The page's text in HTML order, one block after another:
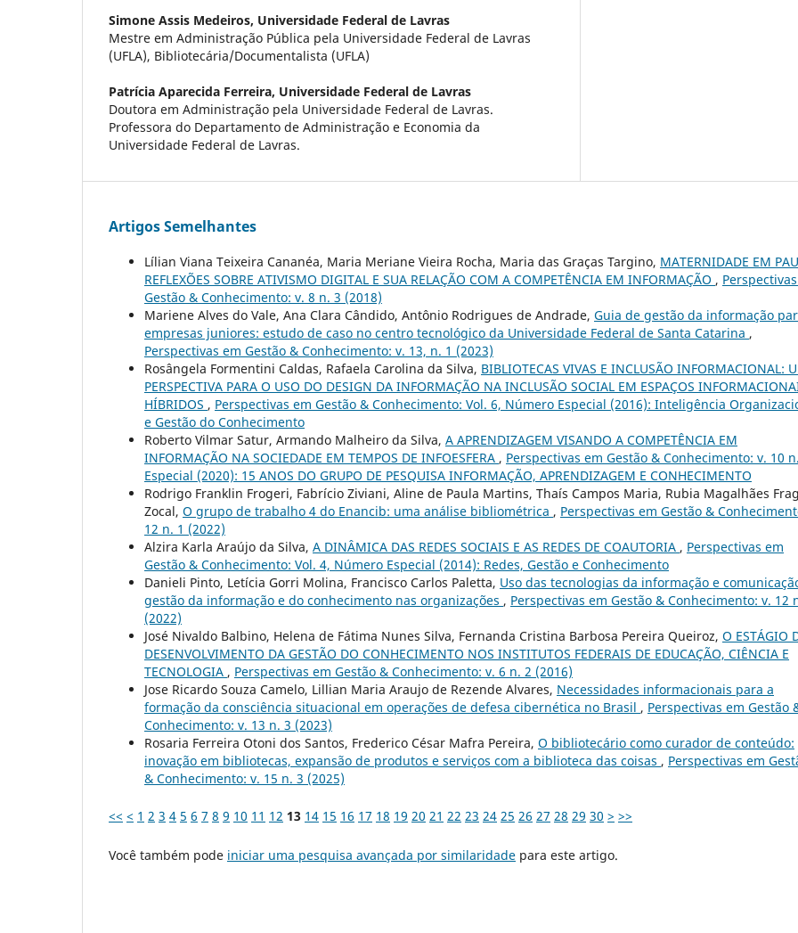
Simone Assis Medeiros, Universidade Federal de Lavras
Mestre em Administração Pública pela Universidade Federal de Lavras
(UFLA), Bibliotecária/Documentalista (UFLA)
Patrícia Aparecida Ferreira, Universidade Federal de Lavras
Doutora em Administração pela Universidade Federal de Lavras.
Professora do Departamento de Administração e Economia da
Universidade Federal de Lavras.
Artigos Semelhantes
Lílian Viana Teixeira Cananéa, Maria Meriane Vieira Rocha, Maria das Graças Targino, MATERNIDADE EM
REFLEXÕES SOBRE ATIVISMO DIGITAL E SUA RELAÇÃO COM A COMPETÊNCIA EM INFORMAÇÃO ,
Gestão & Conhecimento: v. 8 n. 3 (2018)
Mariene Alves do Vale, Ana Clara Cândido, Antônio Rodrigues de Andrade, Guia de gestão da informação
empresas juniores: estudo de caso no centro tecnológico da Universidade Federal de Santa Catarina ,
Perspectivas em Gestão & Conhecimento: v. 13, n. 1 (2023)
Rosângela Formentini Caldas, Rafaela Carolina da Silva, BIBLIOTECAS VIVAS E INCLUSÃO INFORMACIONAL:
PERSPECTIVA PARA O USO DO DESIGN DA INFORMAÇÃO NA INCLUSÃO SOCIAL EM ESPAÇOS
HÍBRIDOS , Perspectivas em Gestão & Conhecimento: Vol. 6, Número Especial (2016): Inteligência
e Gestão do Conhecimento
Roberto Vilmar Satur, Armando Malheiro da Silva, A APRENDIZAGEM VISANDO A COMPETÊNCIA EM
INFORMAÇÃO NA SOCIEDADE EM TEMPOS DE INFOESFERA , Perspectivas em Gestão & Conhecimento: v. 10 n.
Especial (2020): 15 ANOS DO GRUPO DE PESQUISA INFORMAÇÃO, APRENDIZAGEM E CONHECIMENTO
Rodrigo Franklin Frogeri, Fabrício Ziviani, Aline de Paula Martins, Thaís Campos Maria, Rubia Magalhães
Zocal, O grupo de trabalho 4 do Enancib: uma análise bibliométrica , Perspectivas em Gestão &
12 n. 1 (2022)
Alzira Karla Araújo da Silva, A DINÂMICA DAS REDES SOCIAIS E AS REDES DE COAUTORIA , Perspectivas em
Gestão & Conhecimento: Vol. 4, Número Especial (2014): Redes, Gestão e Conhecimento
Danieli Pinto, Letícia Gorri Molina, Francisco Carlos Paletta, Uso das tecnologias da informação e
gestão da informação e do conhecimento nas organizações , Perspectivas em Gestão & Conhecimento: v. 12
(2022)
José Nivaldo Balbino, Helena de Fátima Nunes Silva, Fernanda Cristina Barbosa Pereira Queiroz, O ESTÁGIO
DESENVOLVIMENTO DA GESTÃO DO CONHECIMENTO NOS INSTITUTOS FEDERAIS DE EDUCAÇÃO, CIÊNCIA E
TECNOLOGIA , Perspectivas em Gestão & Conhecimento: v. 6 n. 2 (2016)
Jose Ricardo Souza Camelo, Lillian Maria Araujo de Rezende Alvares, Necessidades informacionais para a
formação da consciência situacional em operações de defesa cibernética no Brasil , Perspectivas em Gestão
Conhecimento: v. 13 n. 3 (2023)
Rosaria Ferreira Otoni dos Santos, Frederico César Mafra Pereira, O bibliotecário como curador de conteúdo:
inovação em bibliotecas, expansão de produtos e serviços com a biblioteca das coisas , Perspectivas em
& Conhecimento: v. 15 n. 3 (2025)
<< < 1 2 3 4 5 6 7 8 9 10 11 12 13 14 15 16 17 18 19 20 21 22 23 24 25 26 27 28 29 30 > >>
Você também pode iniciar uma pesquisa avançada por similaridade para este artigo.